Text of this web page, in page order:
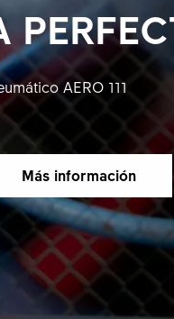
AERO 111
Más información